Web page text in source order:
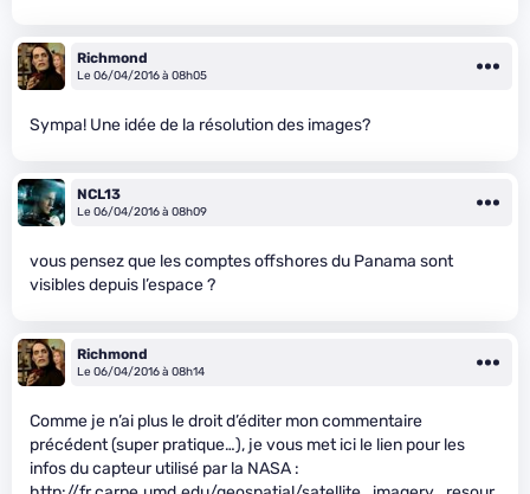
Richmond
Le 06/04/2016 à 08h05
Sympa! Une idée de la résolution des images?
NCL13
Le 06/04/2016 à 08h09
vous pensez que les comptes offshores du Panama sont
visibles depuis l’espace ?
Richmond
Le 06/04/2016 à 08h14
Comme je n’ai plus le droit d’éditer mon commentaire
précédent (super pratique…), je vous met ici le lien pour les
infos du capteur utilisé par la NASA :